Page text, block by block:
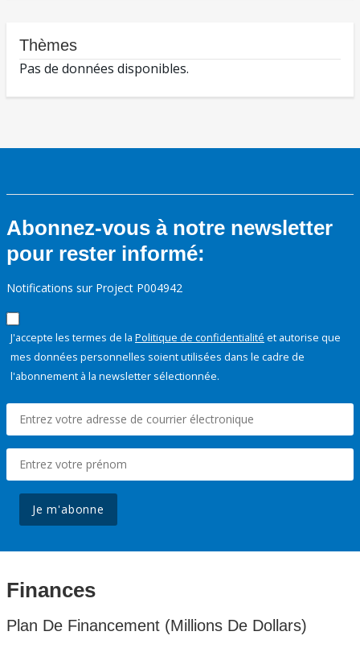
Thèmes
Pas de données disponibles.
Abonnez-vous à notre newsletter
pour rester informé:
Notifications sur Project P004942
J'accepte les termes de la Politique de confidentialité et autorise que
mes données personnelles soient utilisées dans le cadre de
l'abonnement à la newsletter sélectionnée.
Je m'abonne
Finances
Plan De Financement (Millions De Dollars)